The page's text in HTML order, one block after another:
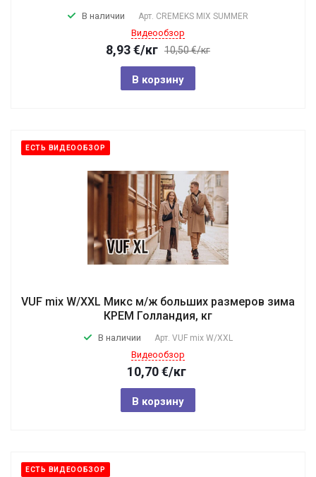
В наличии Арт. CREMEKS MIX SUMMER
Видеообзор
8,93€/кг 10,50 €/кг
В корзину
ЕСТЬ ВИДЕООБЗОР
VUF mix W/XXL Микс м/ж больших размеров зима
КРЕМ Голландия, кг
В наличии Арт. VUF mix W/XXL
Видеообзор
10,70€/кг
В корзину
ЕСТЬ ВИДЕООБЗОР